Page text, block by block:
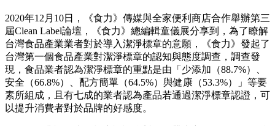
2020年12月10日，《食力》傳媒與全家便利商店合作舉辦第三
屆Clean Label論壇，《食力》總編輯童儀展分享到，為了瞭解
台灣食品產業業者對於導入潔淨標章的意願，《食力》發起了
台灣第一個食品產業對潔淨標章的認知與態度調查，調查發
現，食品業者認為潔淨標章的重點是由「少添加（88.7%）、
安全（66.8%）、配方簡單（64.5%）與健康（53.3%）」等要
素所組成，且有七成的業者認為產品若通過潔淨標章認證，可
以提升消費者對於品牌的好感度。